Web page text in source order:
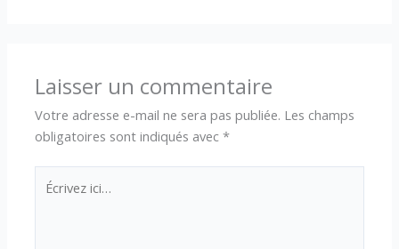
Laisser un commentaire
Votre adresse e-mail ne sera pas publiée. Les champs
obligatoires sont indiqués avec*
ici…